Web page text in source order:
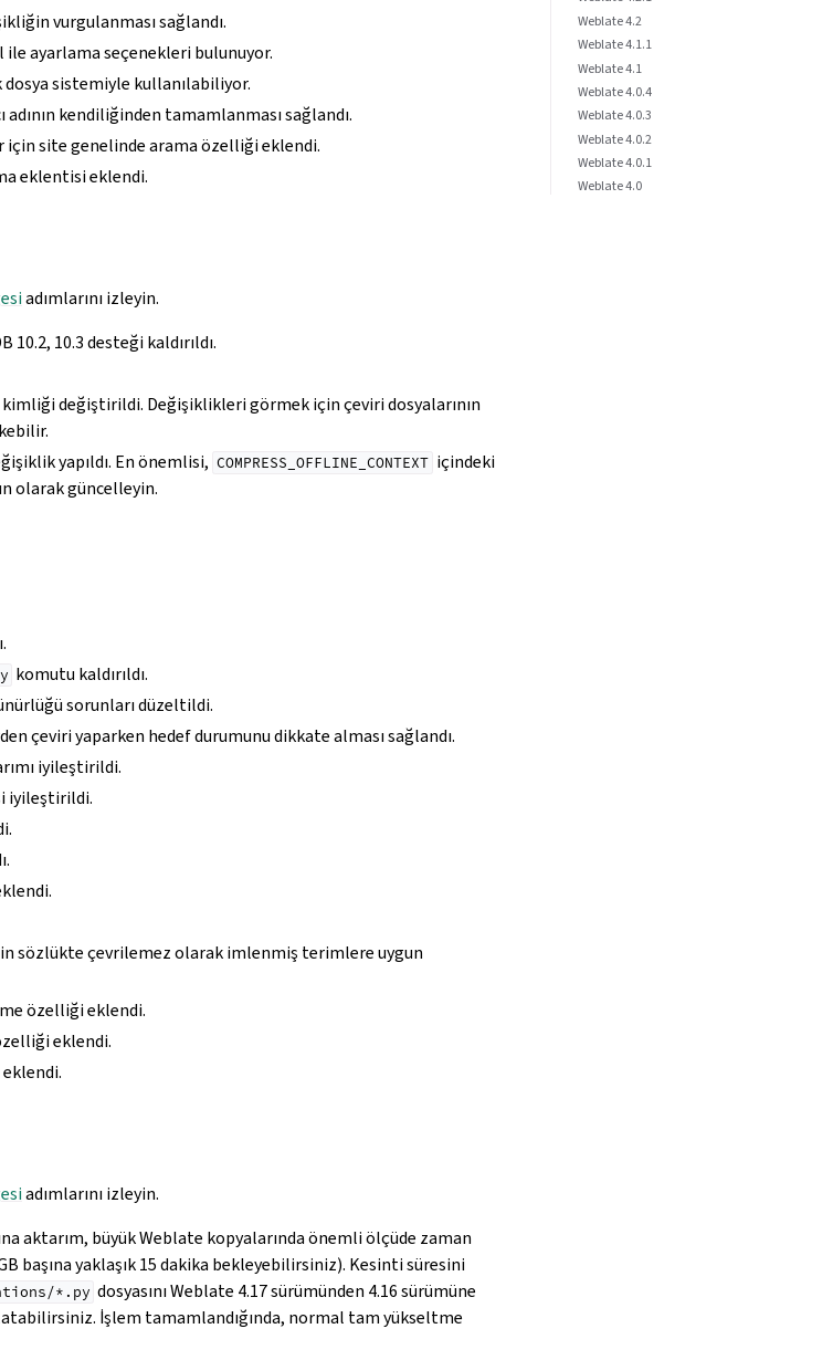
vurgulanması sağlandı.
ile ayarlama seçenekleri bulunuyor.
dosya sistemiyle kullanılabiliyor.
kendiliğinden tamamlanması sağlandı.
için site genelinde arama özelliği eklendi.
eklentisi eklendi.
adımlarını izleyin.
10.2, 10.3 desteği kaldırıldı.
değiştirildi. Değişiklikleri görmek için çeviri dosyalarının
yapıldı. En önemlisi, COMPRESS_OFFLINE_CONTEXT içindeki
olarak güncelleyin.
komutu kaldırıldı.
sorunları düzeltildi.
çeviri yaparken hedef durumunu dikkate alması sağlandı.
iyileştirildi.
iyileştirildi.
sözlükte çevrilemez olarak imlenmiş terimlere uygun
özelliği eklendi.
eklendi.
adımlarını izleyin.
aktarım, büyük Weblate kopyalarında önemli ölçüde zaman
başına yaklaşık 15 dakika bekleyebilirsiniz). Kesinti süresini
*.py dosyasını Weblate 4.17 sürümünden 4.16 sürümüne
İşlem tamamlandığında, normal tam yükseltme
Weblate 4.2
Weblate 4.1.1
Weblate 4.1
Weblate 4.0.4
Weblate 4.0.3
Weblate 4.0.2
Weblate 4.0.1
Weblate 4.0